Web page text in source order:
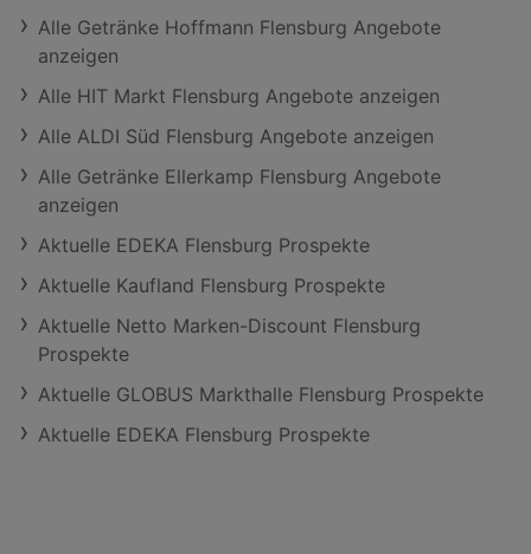
Alle Getränke Hoffmann Flensburg Angebote
anzeigen
Alle HIT Markt Flensburg Angebote anzeigen
Alle ALDI Süd Flensburg Angebote anzeigen
Alle Getränke Ellerkamp Flensburg Angebote
anzeigen
Aktuelle EDEKA Flensburg Prospekte
Aktuelle Kaufland Flensburg Prospekte
Aktuelle Netto Marken-Discount Flensburg
Prospekte
Aktuelle GLOBUS Markthalle Flensburg Prospekte
Aktuelle EDEKA Flensburg Prospekte